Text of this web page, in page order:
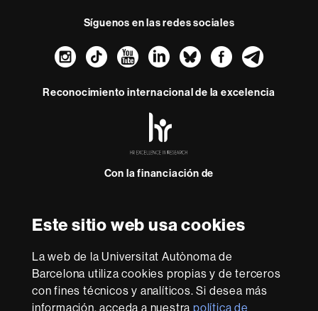
Este sitio web usa cookies
La web de la Universitat Autònoma de
Barcelona utiliza cookies propias y de terceros
con fines técnicos y analíticos. Si desea más
información, acceda a nuestrapolítica de
Síguenos en las redes sociales
Instagram
TikTokYouTube
LinkedIn
Bluesky
Reconocimiento internacional de la excelencia
-
Con la financiación de
Sobre
esta
web Aviso legal Protección de datos Sobre el
web Accesibilidad web Mapa del web UAB